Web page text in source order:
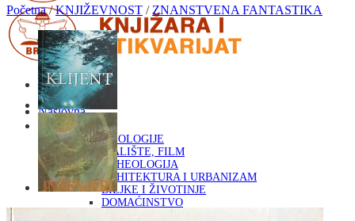
Naslovna
KNJIGE
OD ARHEOLOGIJE
DO KAZALIŠTE, FILM
ARHEOLOGIJA
ARHITEKTURA I URBANIZAM
BILJKE I ŽIVOTINJE
DOMAĆINSTVO
Početna / KNJIŽEVNOST / ZNANSTVENA FANTASTIKA